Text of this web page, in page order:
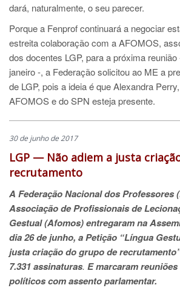
dará, naturalmente, o seu parecer.
Porque a Fenprof continuará a negociar
estreita colaboração com a AFOMOS,
dos docentes LGP, para a próxima
janeiro -, a Federação solicitou ao ME a
de LGP, pois a ideia é que Alexandra
AFOMOS e do SPN esteja presente.
30 de junho de 2017
LGP — Não adiem a justa
recrutamento
A Federação Nacional dos Professores
Associação de Profissionais de
Gestual (Afomos) entregaram na
dia 26 de junho, a Petição “Língua
justa criação do grupo de
7.331 assinaturas. E marcaram
políticos com assento parlamentar.